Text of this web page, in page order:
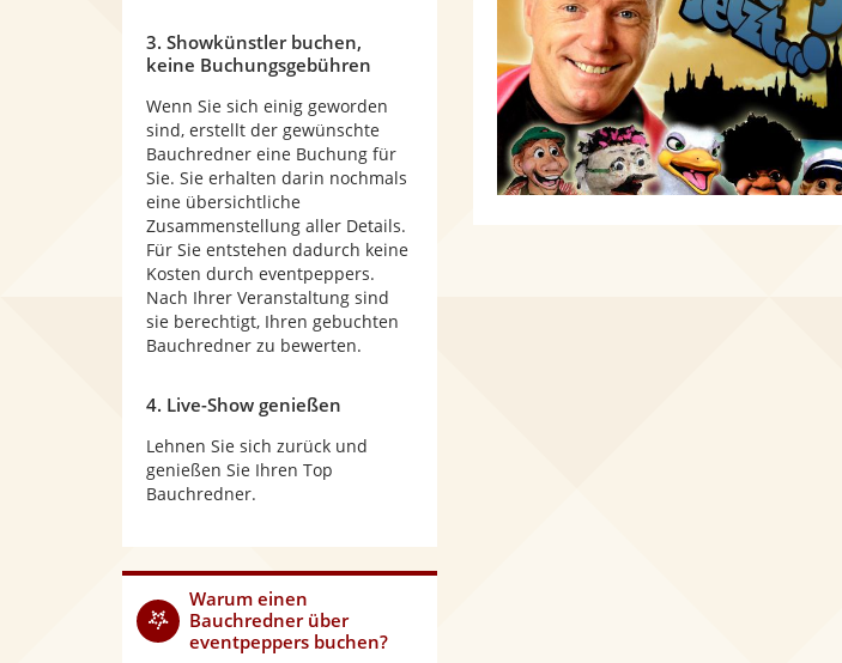
3. Showkünstler buchen,
keine Buchungsgebühren
Wenn Sie sich einig geworden
sind, erstellt der gewünschte
Bauchredner eine Buchung für
Sie. Sie erhalten darin nochmals
eine übersichtliche
Zusammenstellung aller Details.
Für Sie entstehen dadurch keine
Kosten durch eventpeppers.
Nach Ihrer Veranstaltung sind
sie berechtigt, Ihren gebuchten
Bauchredner zu bewerten.
4. Live-Show genießen
Lehnen Sie sich zurück und
genießen Sie Ihren Top
Bauchredner.
Warum einen
Bauchrednerüber
eventpeppers buchen?